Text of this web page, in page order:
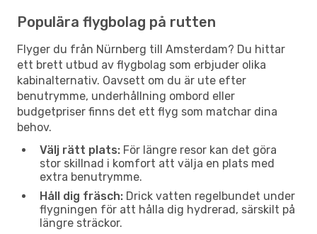
Populära flygbolag på rutten
Flyger du från Nürnberg till Amsterdam? Du hittar
ett brett utbud av flygbolag som erbjuder olika
kabinalternativ. Oavsett om du är ute efter
benutrymme, underhållning ombord eller
budgetpriser finns det ett flyg som matchar dina
behov.
Välj rätt plats: För längre resor kan det göra
stor skillnad i komfort att välja en plats med
extra benutrymme.
Håll dig fräsch: Drick vatten regelbundet under
flygningen för att hålla dig hydrerad, särskilt på
längre sträckor.